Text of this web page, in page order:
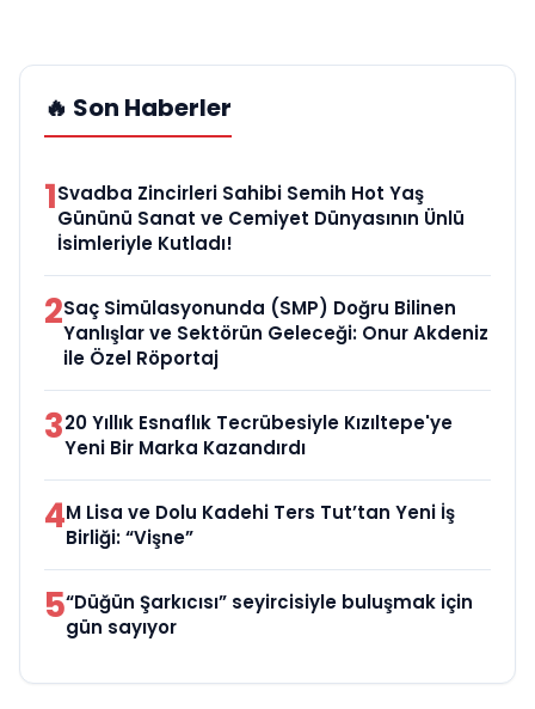
🔥 Son Haberler
1Svadba Zincirleri Sahibi Semih Hot Yaş
Gününü Sanat ve Cemiyet Dünyasının Ünlü
İsimleriyle Kutladı!
2Saç Simülasyonunda (SMP) Doğru Bilinen
Yanlışlar ve Sektörün Geleceği: Onur Akdeniz
ile Özel Röportaj
320 Yıllık Esnaflık Tecrübesiyle Kızıltepe'ye
Yeni Bir Marka Kazandırdı
4M Lisa ve Dolu Kadehi Ters Tut’tan Yeni İş
Birliği: “Vişne”
5“Düğün Şarkıcısı” seyircisiyle buluşmak için
gün sayıyor